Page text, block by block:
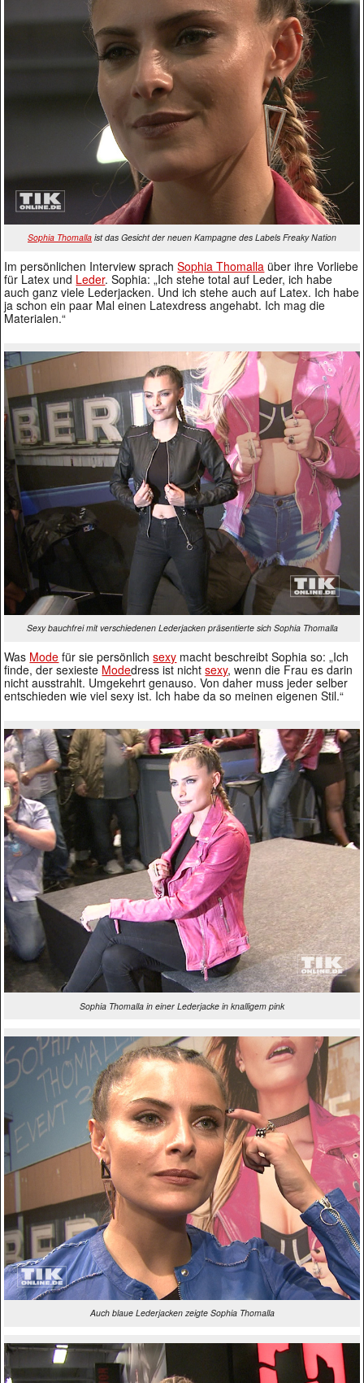
Sophia Thomalla ist das Gesicht der neuen Kampagne des Labels Freaky Nation
Im persönlichen Interview sprachSophia Thomalla über ihre Vorliebe
für Latex und Leder. Sophia: „Ich stehe total auf Leder, ich habe
auch ganz viele Lederjacken. Und ich stehe auch auf Latex. Ich habe
ja schon ein paar Mal einen Latexdress angehabt. Ich mag die
Materialen.“
Sexy bauchfrei mit verschiedenen Lederjacken präsentierte sich Sophia Thomalla
Was Mode für sie persönlichsexy macht beschreibt Sophia so: „Ich
finde, der sexieste Modedress ist nichtsexy, wenn die Frau es darin
nicht ausstrahlt. Umgekehrt genauso. Von daher muss jeder selber
entschieden wie viel sexy ist. Ich habe da so meinen eigenen Stil.“
Sophia Thomalla in einer Lederjacke in knalligem pink
Auch blaue Lederjacken zeigte Sophia Thomalla